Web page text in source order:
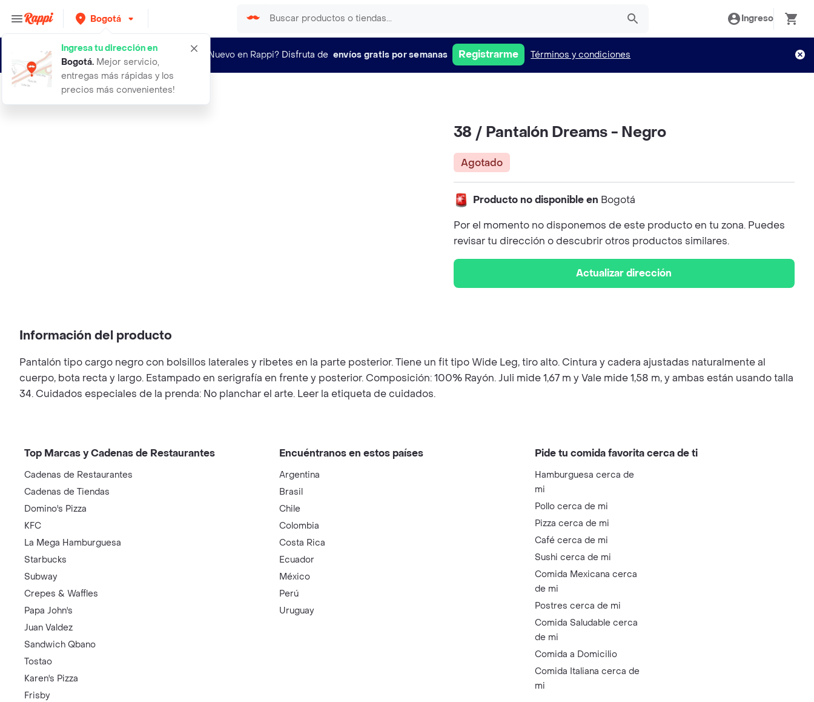
Bogotá
Ingresa tu dirección en
Bogotá. Mejor servicio,
entregas más rápidas y los
precios más convenientes!
Ingreso
¿Nuevo en Rappi? Disfruta de envíos gratis por semanas Registrarme Términos y condiciones
38 pantalon dreams negro
38 / Pantalón Dreams - Negro
Agotado
Producto no disponible en Bogotá
Por el momento no disponemos de este producto en tu zona. Puedes
revisar tu dirección o descubrir otros productos similares.
Actualizar dirección
Información del producto
Pantalón tipo cargo negro con bolsillos laterales y ribetes en la parte posterior. Tiene un fit tipo Wide Leg, tiro alto. Cintura y cadera ajustadas naturalmente al
cuerpo, bota recta y largo. Estampado en serigrafía en frente y posterior. Composición: 100% Rayón. Juli mide 1,67 m y Vale mide 1,58 m, y ambas están usando talla
34. Cuidados especiales de la prenda: No planchar el arte. Leer la etiqueta de cuidados.
Top Marcas y Cadenas de Restaurantes
Cadenas de Restaurantes
Cadenas de Tiendas
Domino's Pizza
KFC
La Mega Hamburguesa
Starbucks
Subway
Crepes & Waffles
Papa John's
Juan Valdez
Sandwich Qbano
Tostao
Karen's Pizza
Frisby
Encuéntranos en estos países
Argentina
Brasil
Chile
Colombia
Costa Rica
Ecuador
México
Perú
Uruguay
Pide tu comida favorita cerca de ti
Hamburguesa cerca de
mi
Pollo cerca de mi
Pizza cerca de mi
Café cerca de mi
Sushi cerca de mi
Comida Mexicana cerca
de mi
Postres cerca de mi
Comida Saludable cerca
de mi
Comida a Domicilio
Comida Italiana cerca de
mi